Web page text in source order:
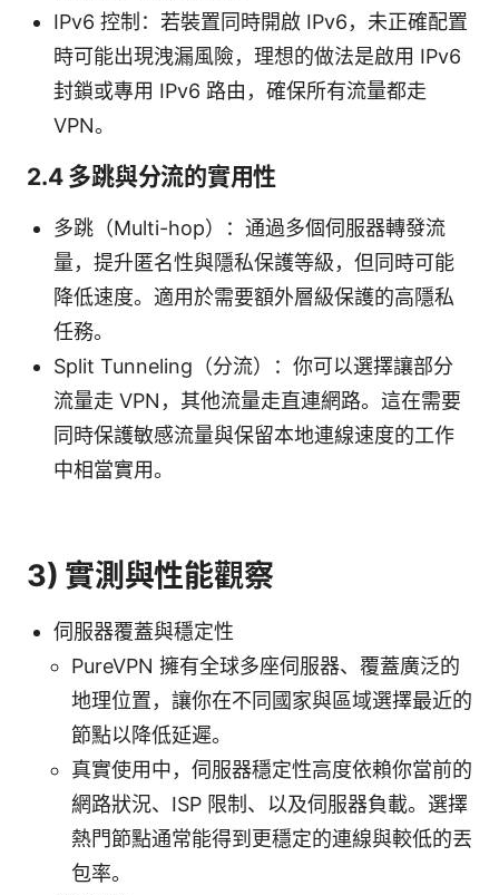
IPv6 控制：若裝置同時開啟 IPv6，未正確配置
時可能出現洩漏風險，理想的做法是啟用 IPv6
封鎖或專用 IPv6 路由，確保所有流量都走
VPN。
2.4 多跳與分流的實用性
多跳（Multi-hop）：通過多個伺服器轉發流
量，提升匿名性與隱私保護等級，但同時可能
降低速度。適用於需要額外層級保護的高隱私
任務。
Split Tunneling（分流）：你可以選擇讓部分
流量走 VPN，其他流量走直連網路。這在需要
同時保護敏感流量與保留本地連線速度的工作
中相當實用。
3) 實測與性能觀察
伺服器覆蓋與穩定性
PureVPN 擁有全球多座伺服器、覆蓋廣泛的
地理位置，讓你在不同國家與區域選擇最近的
節點以降低延遲。
真實使用中，伺服器穩定性高度依賴你當前的
網路狀況、ISP 限制、以及伺服器負載。選擇
熱門節點通常能得到更穩定的連線與較低的丟
包率。